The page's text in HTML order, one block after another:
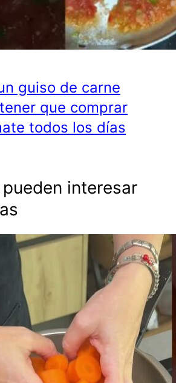
guiso de carne
que comprar
todos los días
interesar